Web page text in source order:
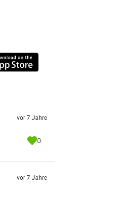
vor 7 Jahre
0
vor 7 Jahre